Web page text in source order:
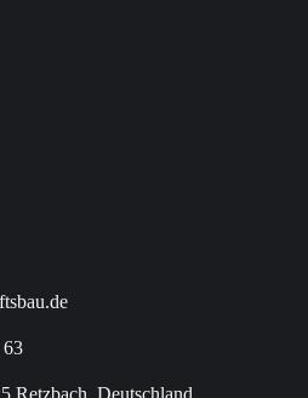
Retzbach, Deutschland